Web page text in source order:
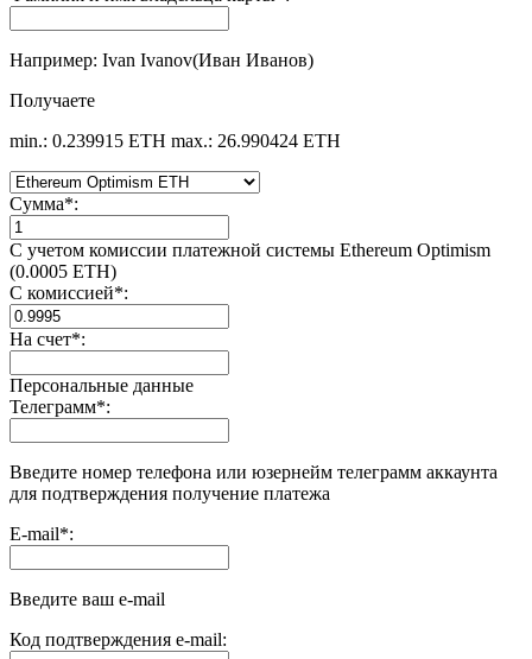
Например: Ivan Ivanov(Иван Иванов)
Получаете
min.: 0.239915 ETH max.: 26.990424 ETH
Сумма*:
С учетом комиссии платежной системы Ethereum Optimism
(0.0005 ETH)
С комиссией*:
На счет*:
Персональные данные
Телеграмм*:
Введите номер телефона или юзернейм телеграмм аккаунта
для подтверждения получение платежа
E-mail*:
Введите ваш e-mail
Код подтверждения e-mail: